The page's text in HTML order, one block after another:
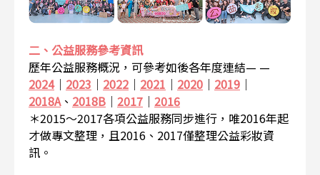
二、公益服務參考資訊
歷年公益服務概況，可參考如後各年度連結— —
2024｜ 2023 ｜ 2022 ｜ 2021 ｜ 2020 ｜ 2019 ｜
2018A、 2018B ｜ 2017 ｜ 2016
＊2015～2017各項公益服務同步進行，唯2016年起
才做專文整理，且2016、2017僅整理公益彩妝資
訊。